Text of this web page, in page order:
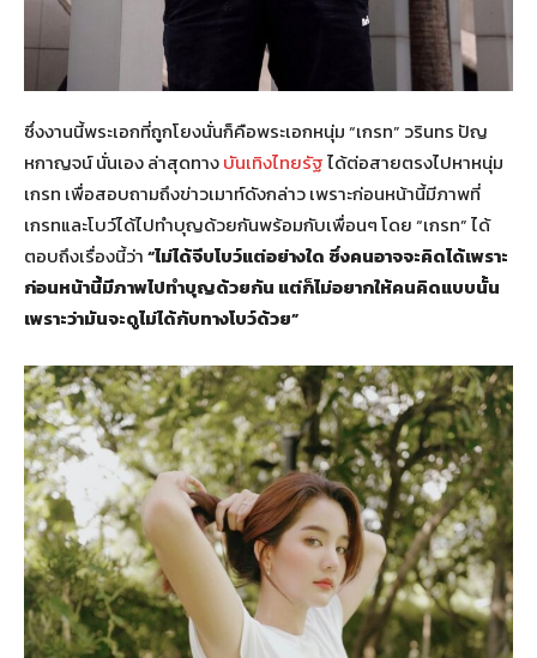
ซึ่งงานนี้พระเอกที่ถูกโยงนั่นก็คือพระเอกหนุ่ม “เกรท” วรินทร ปัญ
หกาญจน์ นั่นเอง ล่าสุดทางบันเทิงไทยรัฐได้ต่อสายตรงไปหาหนุ่ม
เกรท เพื่อสอบถามถึงข่าวเมาท์ดังกล่าว เพราะก่อนหน้านี้มีภาพที่
เกรทและโบว์ได้ไปทำบุญด้วยกันพร้อมกับเพื่อนๆ โดย “เกรท” ได้
ตอบถึงเรื่องนี้ว่า“ไม่ได้จีบโบว์แต่อย่างใด ซึ่งคนอาจจะคิดได้เพราะ
ก่อนหน้านี้มีภาพไปทำบุญด้วยกัน แต่ก็ไม่อยากให้คนคิดแบบนั้น
เพราะว่ามันจะดูไม่ได้กับทางโบว์ด้วย”